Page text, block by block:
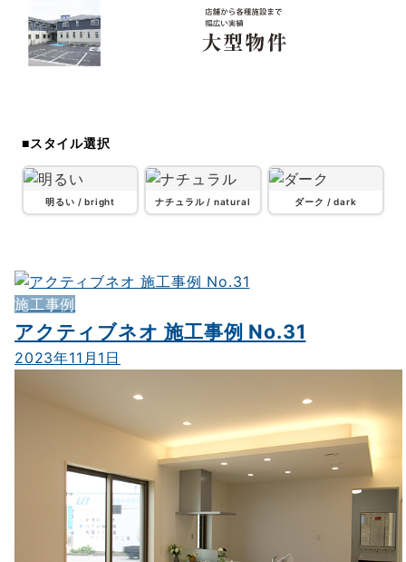
大型物件 SVG9
■スタイル選択
明るい / bright ナチュラル / natural ダーク / dark
施工事例
アクティブネオ 施工事例 No.31
2023年11月1日